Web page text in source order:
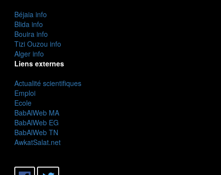
Béjaia info
Blida info
Bouira info
Tizi Ouzou info
Alger info
Liens externes
Actualité scientifiques
Emploi
Ecole
BabAlWeb MA
BabAlWeb EG
BabAlWeb TN
AwkatSalat.net